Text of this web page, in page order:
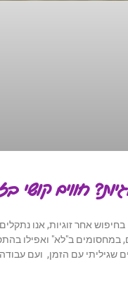
חווים קושי
בחיפוש אחר זוגיות, אנו
במחסומים ב"לא" ואפילו
שגיליתי עם הזמן, ועם עבודה